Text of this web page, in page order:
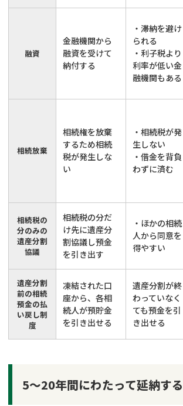
融資
金融機関から
融資を受けて
納付する
・滞納を避け
られる
・利子税より
利率が低い金
融機関もある
相続放棄
相続権を放棄
するため相続
税が発生しな
い
・相続税が発
生しない
・借金を背負
わずに済む
相続税の
分のみの
遺産分割
協議
相続税の分だ
け先に遺産分
割協議し預金
を引き出す
・ほかの相続
人から同意を
得やすい
遺産分割
前の相続
預金の払
い戻し制
度
凍結された口
座から、各相
続人が預貯金
を引き出せる
遺産分割が終
わっていなく
ても預金を引
き出せる
5～20年間にわたって延納する